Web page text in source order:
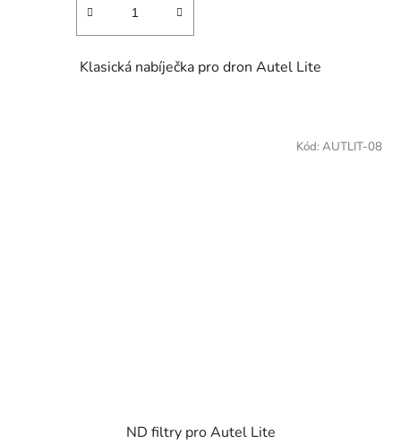
Klasická nabíječka pro dron Autel Lite
ND filtry pro Autel Lite
Kód: AUTLIT-08